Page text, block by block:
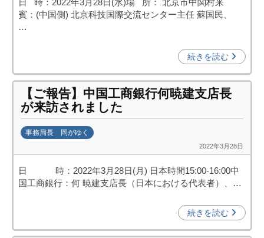
)
k
a
m
日 時：2022年3月28日(水)場 所： 北京市中関村来
賓：(中国側) 北京科技国際交流センター主任 蘇国民、
…
続きを読む
【ご報告】中国工商銀行何暁建支店長
が来訪されました
事務局長 岡がゆく
2022年3月28日
k
a
u
日 時：2022年3月28日(月) 日本時間15:00-16:00中
国工商銀行：何 暁建支店長（日本における代表者）、…
続きを読む